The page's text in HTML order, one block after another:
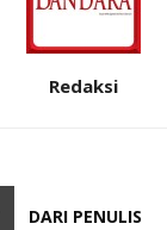
Redaksi
DARI PENULIS